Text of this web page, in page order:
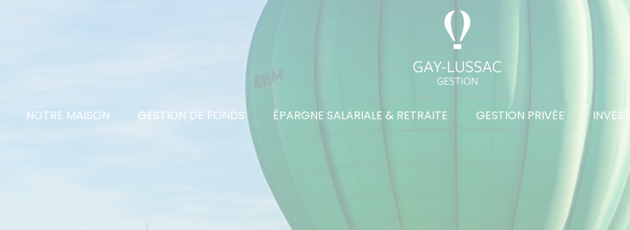
NOTRE MAISON GESTION DE FONDS ÉPARGNE SALARIALE & RETRAITE GESTION PRIVÉE